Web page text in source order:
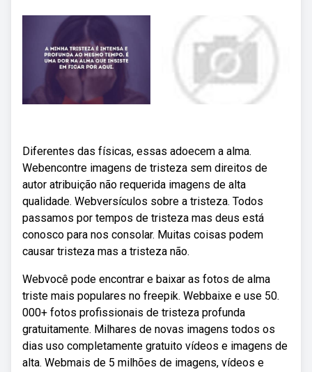
Diferentes das físicas, essas adoecem a alma.
Webencontre imagens de tristeza sem direitos de
autor atribuição não requerida imagens de alta
qualidade. Webversículos sobre a tristeza. Todos
passamos por tempos de tristeza mas deus está
conosco para nos consolar. Muitas coisas podem
causar tristeza mas a tristeza não.
Webvocê pode encontrar e baixar as fotos de alma
triste mais populares no freepik. Webbaixe e use 50.
000+ fotos profissionais de tristeza profunda
gratuitamente. Milhares de novas imagens todos os
dias uso completamente gratuito vídeos e imagens de
alta. Webmais de 5 milhões de imagens, vídeos e